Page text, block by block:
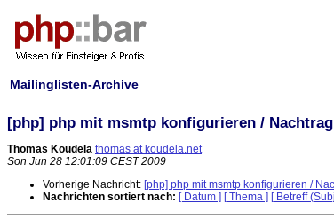
Mailinglisten-Archive
[php] php mit msmtp konfigurieren / Nachtrag
Thomas Koudela thomas at koudela.net
Son Jun 28 12:01:09 CEST 2009
Vorherige Nachricht: [php] php mit msmtp konfigurieren /
Nachrichten sortiert nach: [ Datum ] [ Thema ] [ Betreff